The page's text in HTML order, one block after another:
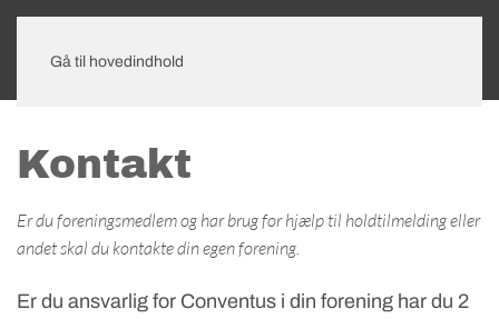
Gå til hovedindhold
Kontakt
Er du foreningsmedlem og har brug for hjælp til holdtilmelding eller
andet skal du kontakte din egen forening.
Er du ansvarlig for Conventus i din forening har du 2